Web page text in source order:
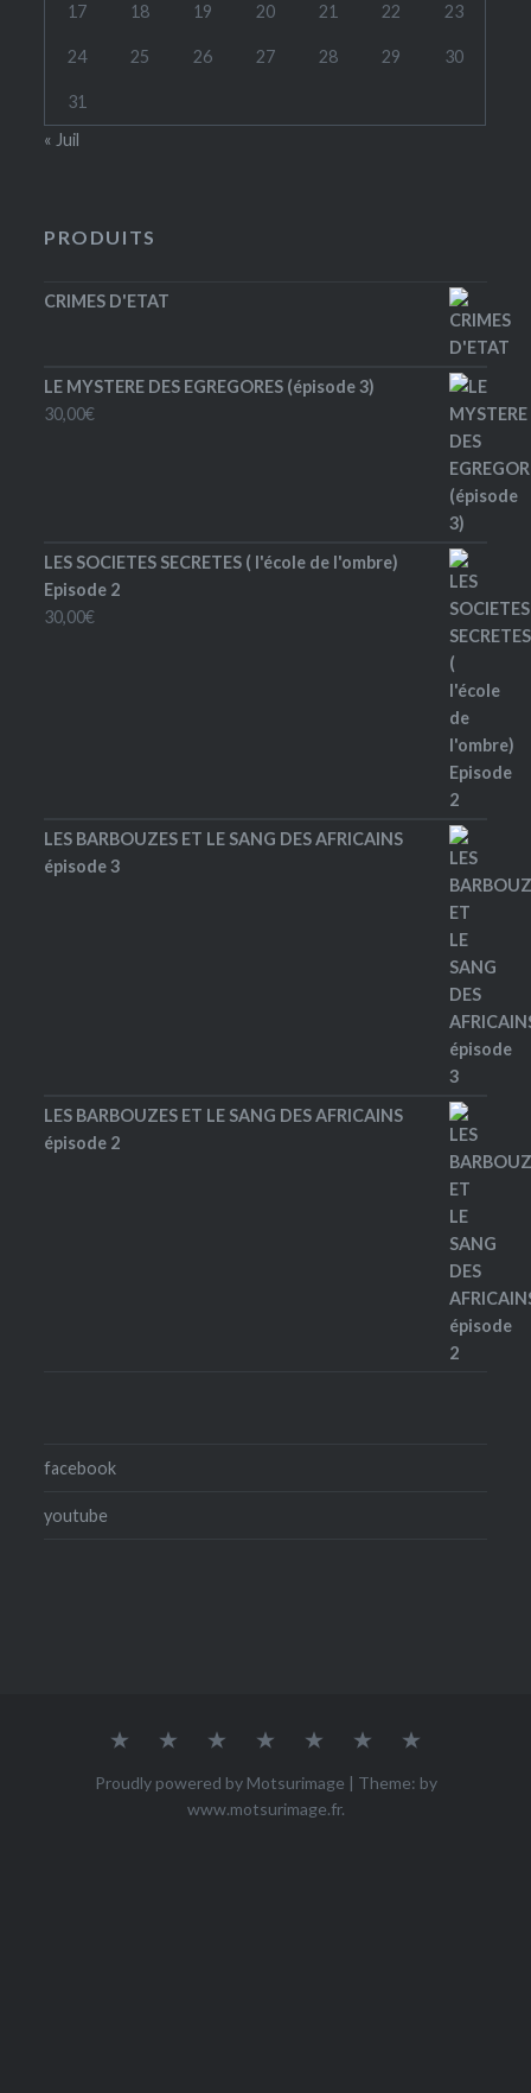
17 18 19 20 21 22 23
24 25 26 27 28 29 30
31
« Juil
PRODUITS
CRIMES D'ETAT
LE MYSTERE DES EGREGORES (épisode 3)
30,00€
LES SOCIETES SECRETES ( l'école de l'ombre)
Episode 2
30,00€
LES BARBOUZES ET LE SANG DES AFRICAINS
épisode 3
LES BARBOUZES ET LE SANG DES AFRICAINS
épisode 2
facebook
youtube
Accueil Qui
je
ACHETER
Mes
Mes
Mes
Proudly powered by Motsurimage | Theme: by
www.motsurimage.fr.